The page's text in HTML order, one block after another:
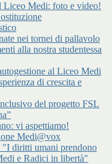
Liceo Medi: foto e video!
nei tornei di pallavolo
alla nostra studentessa
al Liceo Medi
di crescita e
del progetto FSL
vi aspettiamo!
Medi@vox
diritti umani prendono
e Radici in libertà"